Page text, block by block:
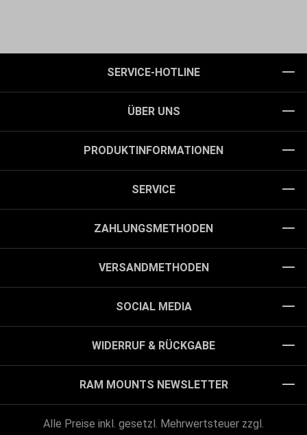
SERVICE-HOTLINE
ÜBER UNS
PRODUKTINFORMATIONEN
SERVICE
ZAHLUNGSMETHODEN
VERSANDMETHODEN
SOCIAL MEDIA
WIDERRUF & RÜCKGABE
RAM MOUNTS NEWSLETTER
Alle Preise inkl. gesetzl. Mehrwertsteuer zzgl.